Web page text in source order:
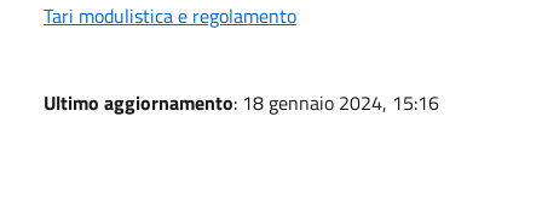
Tari modulistica e regolamento
Ultimo aggiornamento: 18 gennaio 2024, 15:16